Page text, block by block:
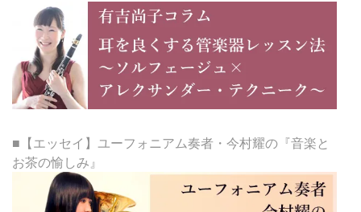
■【エッセイ】ユーフォニアム奏者・今村耀の『音楽と
お茶の愉しみ』